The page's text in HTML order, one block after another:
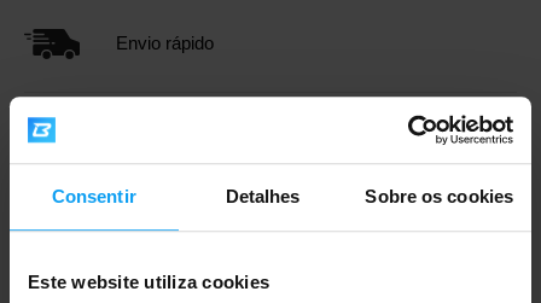
Consentir Detalhes Sobre os cookies
Este website utiliza cookies
Envio rápido
Mais de 1.000.000 de clientes